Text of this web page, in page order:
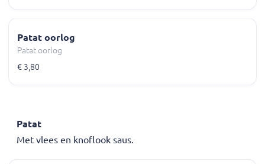
Patat oorlog
Patat oorlog
€ 3,80
Patat
Met vlees en knoflook saus.